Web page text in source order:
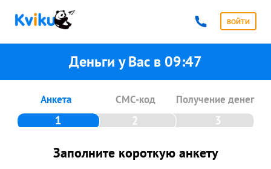
ВОЙТИ
Анкета СМС-код Получение денег
Заполните короткую анкету
Деньги у Вас в 09:47